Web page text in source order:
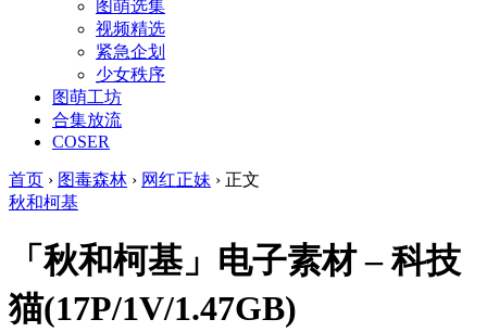
图萌选集
视频精选
紧急企划
少女秩序
图萌工坊
合集放流
COSER
首页 › 图毒森林 › 网红正妹 › 正文
秋和柯基
「秋和柯基」电子素材 – 科技
猫(17P/1V/1.47GB)